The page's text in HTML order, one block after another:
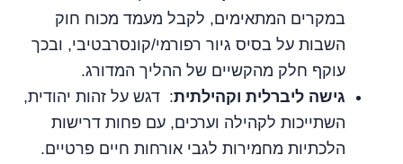
במקרים המתאימים, לקבל מעמד מכוח חוק
השבות על בסיס גיור רפורמי/קונסרבטיבי, ובכך
עוקף חלק מהקשיים של ההליך המדורג.
גישה ליברלית וקהילתית: דגש על זהות יהודית,
השתייכות לקהילה וערכים, עם פחות דרישות
הלכתיות מחמירות לגבי אורחות חיים פרטיים.